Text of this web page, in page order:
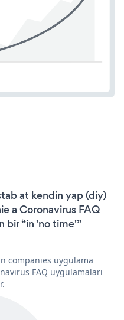
at kendin yap (diy)
a Coronavirus FAQ
bir “in 'no time'”
companies uygulama
FAQ uygulamaları